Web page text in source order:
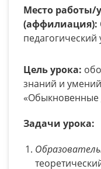
Место работы/
(аффилиация):
педагогический
Цель урока:
знаний и
«Обыкновенные
Задачи урока: